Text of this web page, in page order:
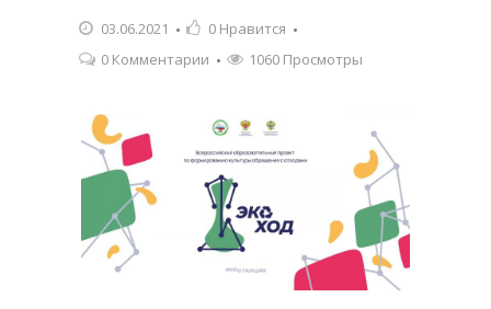
03.06.2021 0 Нравится
0 Комментарии
1060 Просмотры